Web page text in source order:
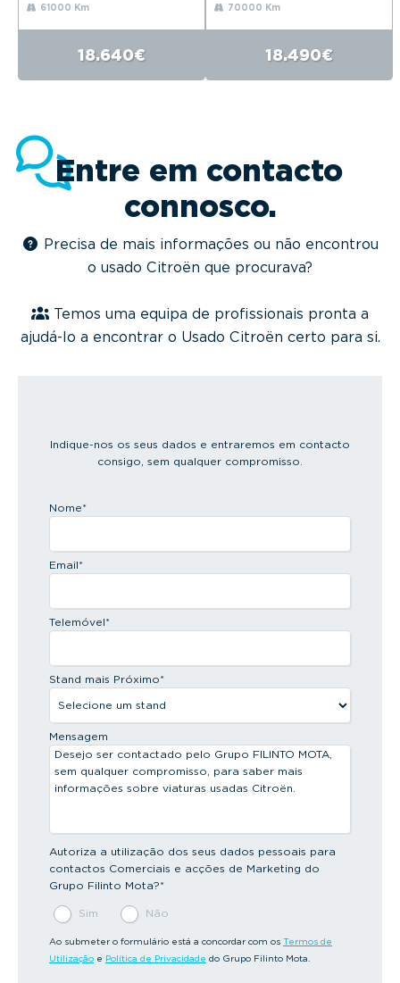
61000 Km
18.640€
70000 Km
18.490€
Entre em contacto
connosco.
Precisa de mais informações ou não encontrou
o usado Citroën que procurava?
Temos uma equipa de profissionais pronta a
ajudá-lo a encontrar o Usado Citroën certo para si.
Indique-nos os seus dados e entraremos em contacto
consigo, sem qualquer compromisso.
Nome*
Email*
Telemóvel*
Stand mais Próximo*
Mensagem
Autoriza a utilização dos seus dados pessoais para
contactos Comerciais e acções de Marketing do
Grupo Filinto Mota?*
Sim Não
Ao submeter o formulário está a concordar com os Termos de
Utilização e Política de Privacidade do Grupo Filinto Mota.